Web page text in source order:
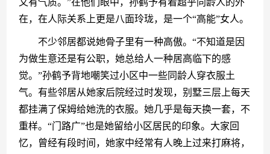
又有气质。”在他们眼中，孙鹤予有着超乎同龄人的外
在，在人际关系上更是八面玲珑，是一个“高能”女人。
不少邻居都说她骨子里有一种高傲。“不知道是因
为做生意还是有公职，她总给人一种居高临下的感
觉。”孙鹤予背地嘲笑过小区中一些同龄人穿衣服土
气。有些邻居从她家后院经过时发现，别墅三层上每天
都挂满了保姆给她洗的衣服。她几乎是每天换一套，不
重样。“门路广”也是她留给小区居民的印象。大家回
忆，曾经有段时间，她家中经常有人晚上过来打麻将，